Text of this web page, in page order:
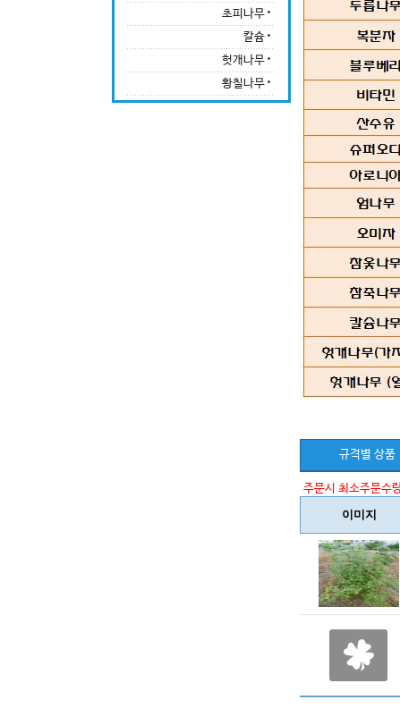
초피나무
칼슘
헛개나무
황칠나무
규격별 상품
주문시 최소주문수
이미지